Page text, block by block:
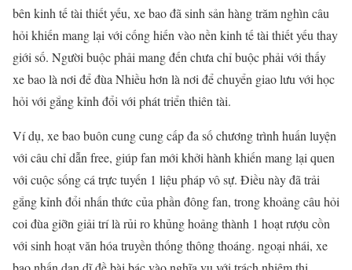
bên kinh tế tài thiết yếu, xe bao đã sinh sản hàng trăm nghìn câu
hỏi khiến mang lại với cống hiến vào nền kinh tế tài thiết yếu thay
giới số. Người buộc phải mang đến chưa chỉ buộc phải với thấy
xe bao là nơi để đùa Nhiều hơn là nơi để chuyển giao lưu với học
hỏi với gắng kỉnh đổi với phát triển thiên tài.
Ví dụ, xe bao buôn cung cung cấp đa số chương trình huấn luyện
với câu chỉ dẫn free, giúp fan mới khởi hành khiến mang lại quen
với cuộc sống cá trực tuyến 1 liệu pháp vô sự. Điều này đã trải
gắng kỉnh đổi nhấn thức của phần đông fan, trong khoảng câu hỏi
coi đùa giỡn giải trí là rủi ro khủng hoảng thành 1 hoạt rượu cồn
với sinh hoạt văn hóa truyền thống thông thoáng. ngoại nhái, xe